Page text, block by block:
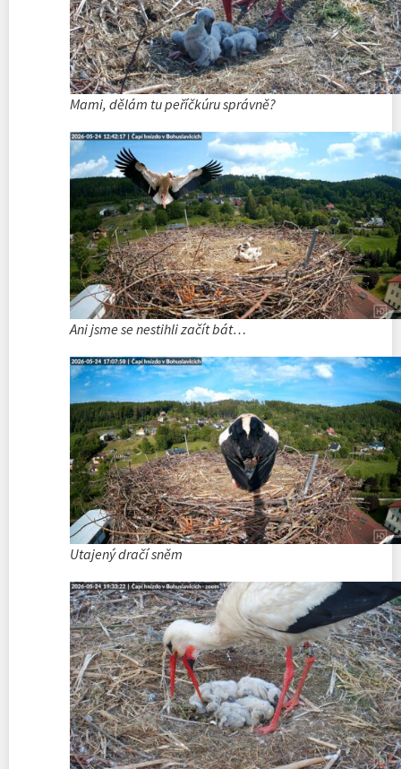
Mami, dělám tu peříčkúru správně?
Ani jsme se nestihli začít bát…
Utajený dračí sněm